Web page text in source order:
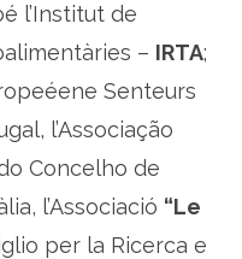
l’Institut de
– IRTA;
Senteurs
l’Associação
Concelho de
l’Associació “Le
per la Ricerca e